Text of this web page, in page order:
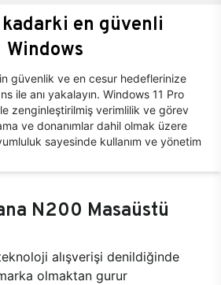
en güvenli
Windows
güvenlik ve en cesur hedeflerinize
ile anı yakalayın. Windows 11 Pro
zenginleştirilmiş verimlilik ve görev
ve donanımlar dahil olmak üzere
sayesinde kullanım ve yönetim
N200 Masaüstü
alışverişi denildiğinde
olmaktan gurur